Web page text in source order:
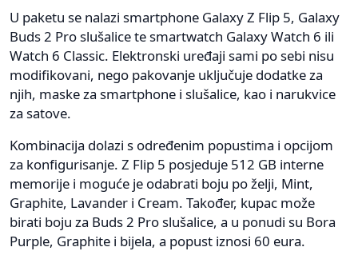
U paketu se nalazi smartphone Galaxy Z Flip 5, Galaxy
Buds 2 Pro slušalice te smartwatch Galaxy Watch 6 ili
Watch 6 Classic. Elektronski uređaji sami po sebi nisu
modifikovani, nego pakovanje uključuje dodatke za
njih, maske za smartphone i slušalice, kao i narukvice
za satove.
Kombinacija dolazi s određenim popustima i opcijom
za konfigurisanje. Z Flip 5 posjeduje 512 GB interne
memorije i moguće je odabrati boju po želji, Mint,
Graphite, Lavander i Cream. Također, kupac može
birati boju za Buds 2 Pro slušalice, a u ponudi su Bora
Purple, Graphite i bijela, a popust iznosi 60 eura.